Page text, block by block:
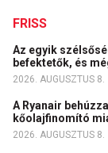
FRISS
Az egyik
befektetők, és
2026. AUGUSZTUS 8.
A Ryanair
kőolajfinomító
2026. AUGUSZTUS 8.